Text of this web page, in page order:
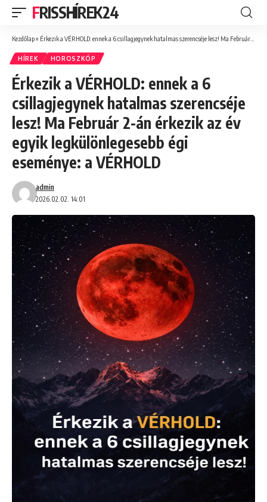
FRISSHÍREK24
Kezdőlap» Érkezik a VÉRHOLD: ennek a 6 csillagjegynek hatalmas szerencséje lesz! Ma Február 2-án érkezik az év egyik legkülönlegesebb égi eseménye: a VÉRHOLD
HÍREK HOROSZKÓP
Érkezik a VÉRHOLD: ennek a 6
csillagjegynek hatalmas szerencséje
lesz! Ma Február 2-án érkezik az év
egyik legkülönlegesebb égi
eseménye: a VÉRHOLD
2026.02.02. 14:01
admin